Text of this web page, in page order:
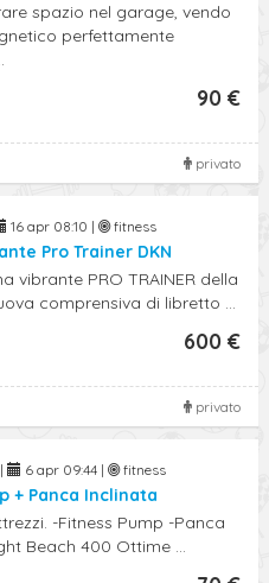
spazio nel garage, vendo
perfettamente
90 €
privato
16 apr 08:10 | fitness
Pro Trainer DKN
vibrante PRO TRAINER della
comprensiva di libretto ...
600 €
privato
6 apr 09:44 | fitness
+ Panca Inclinata
-Fitness Pump -Panca
Beach 400 Ottime ...